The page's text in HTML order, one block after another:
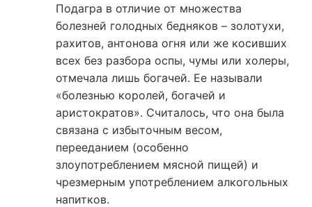
Подагра в отличие от множества
болезней голодных бедняков – золотухи,
рахитов, антонова огня или же косивших
всех без разбора оспы, чумы или холеры,
отмечала лишь богачей. Ее называли
«болезнью королей, богачей и
аристократов». Считалось, что она была
связана с избыточным весом,
перееданием (особенно
злоупотреблением мясной пищей) и
чрезмерным употреблением алкогольных
напитков.